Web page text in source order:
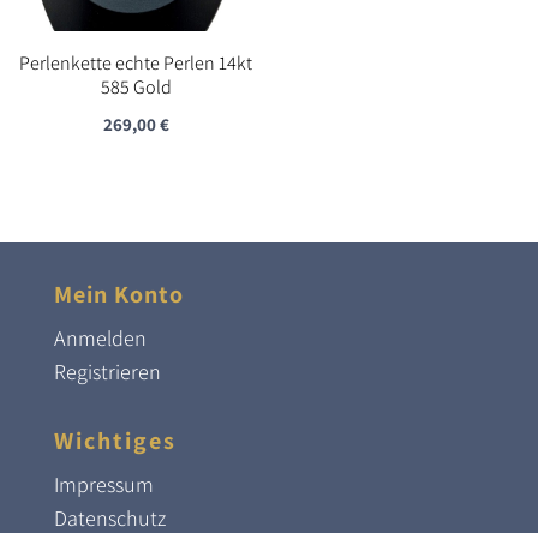
Perlenkette echte Perlen 14kt
585 Gold
269,00€
Mein Konto
Anmelden
Registrieren
Wichtiges
Impressum
Datenschutz